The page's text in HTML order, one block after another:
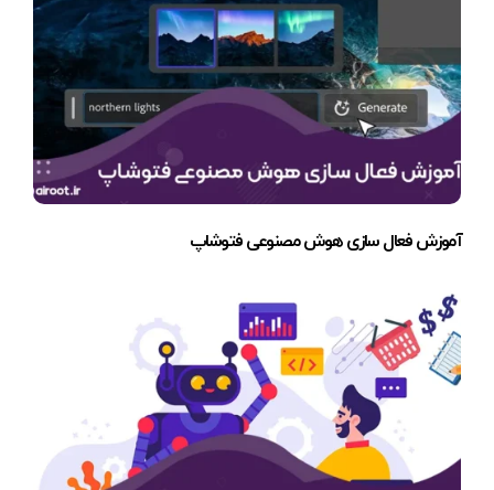
آموزش فعال سازی هوش مصنوعی فتوشاپ